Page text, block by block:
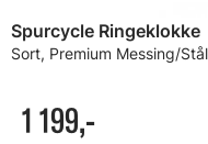
Spurcycle Ringeklokke
Sort, Premium Messing/
1 199,-